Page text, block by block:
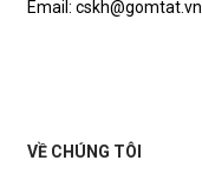
Email: cskh@gomtat.vn
VỀ CHÚNG TÔI